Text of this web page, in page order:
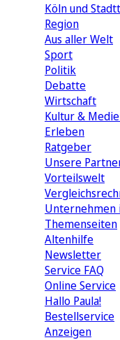
Köln und
Region
Aus aller Welt
Sport
Politik
Debatte
Wirtschaft
Kultur &
Erleben
Ratgeber
Unsere
Vorteilswelt
Unternehmen
Themenseiten
Altenhilfe
Newsletter
Service FAQ
Online Service
Hallo Paula!
Bestellservice
Anzeigen